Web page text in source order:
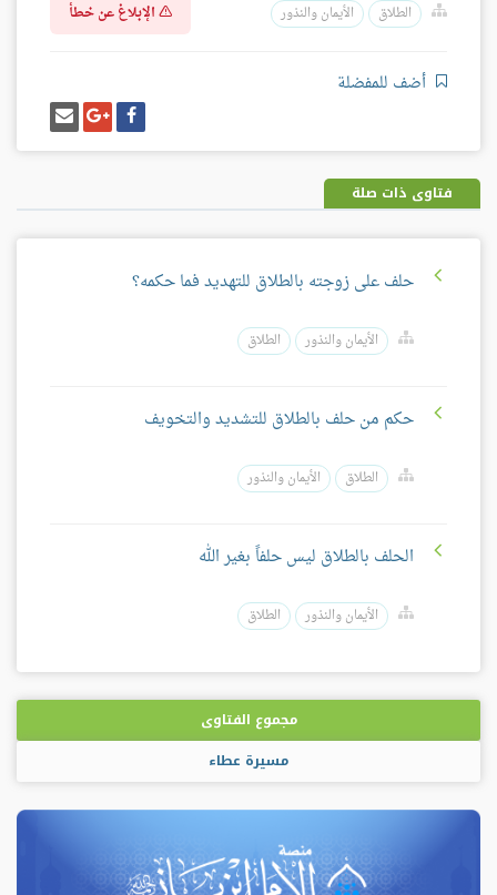
الطلاق الأيمان والنذور الإبلاغ عن خطأ
أضف للمفضلة
شارك
على
فيسبوك
شارك
على
غوغل
بلس
إرسل
إيميل
فتاوى ذات صلة
حلف على زوجته بالطلاق للتهديد فما حكمه؟
الأيمان والنذور الطلاق
حكم من حلف بالطلاق للتشديد والتخويف
الطلاق الأيمان والنذور
الحلف بالطلاق ليس حلفاً بغير الله
الأيمان والنذور الطلاق
مجموع الفتاوى
مسيرة عطاء